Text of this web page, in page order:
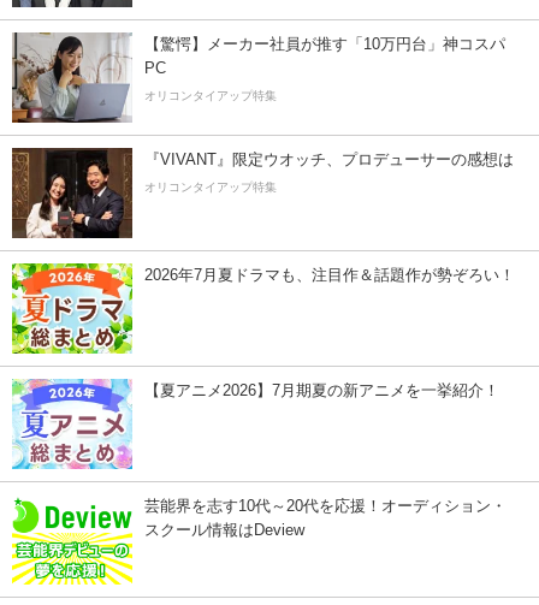
【驚愕】メーカー社員が推す「10万円台」神コスパ
PC
オリコンタイアップ特集
『VIVANT』限定ウオッチ、プロデューサーの感想は
オリコンタイアップ特集
2026年7月夏ドラマも、注目作＆話題作が勢ぞろい！
【夏アニメ2026】7月期夏の新アニメを一挙紹介！
芸能界を志す10代～20代を応援！オーディション・
スクール情報はDeview